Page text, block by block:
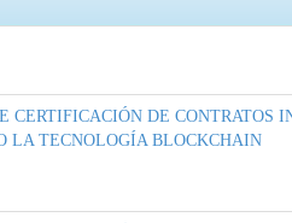
CERTIFICACIÓN DE CONTRATOS
LA TECNOLOGÍA BLOCKCHAIN